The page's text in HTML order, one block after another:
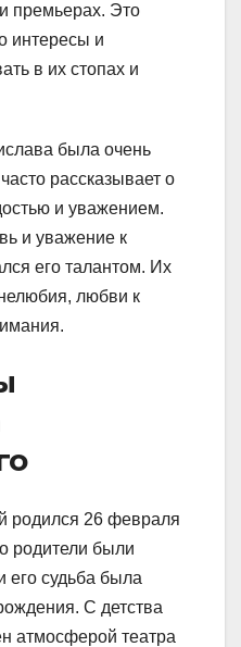
премьерах. Это
интересы и
в их стопах и
была очень
рассказывает о
и уважением.
и уважение к
его талантом. Их
любви к
родился 26 февраля
родители были
его судьба была
С детства
атмосферой театра